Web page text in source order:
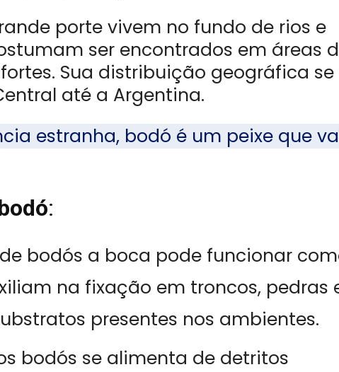
porte vivem no fundo de rios e
ser encontrados em áreas
Sua distribuição geográfica se
até a Argentina.
estranha, bodó é um peixe que
:
bodós a boca pode funcionar
na fixação em troncos, pedras
presentes nos ambientes.
bodós se alimenta de detritos